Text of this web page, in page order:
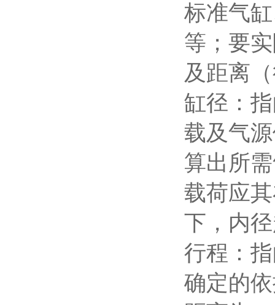
标准气
等；要
及距离
缸径：
载及气
算出所
载荷应
下，内
行程：
确定的